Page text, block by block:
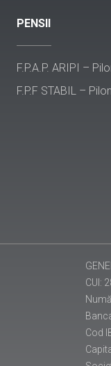
PENSII
F.P.A.P. ARIPI –
F.P.F STABIL –
CUI:
Cod